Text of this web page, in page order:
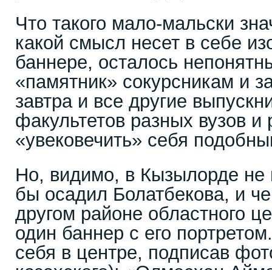
Что такого мало-мальски
какой смысл несет в себе
баннере, осталось
«памятник» сокурсникам и
завтра и все другие
факультетов разных вузов и
«увековечить» себя
Но, видимо, в Кызылорде не
бы осадил Болатбекова, и
другом районе областного
один баннер с его
себя в центре, подписав